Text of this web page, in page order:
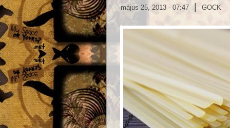
május 25, 2013 - 07:47 | GOCK